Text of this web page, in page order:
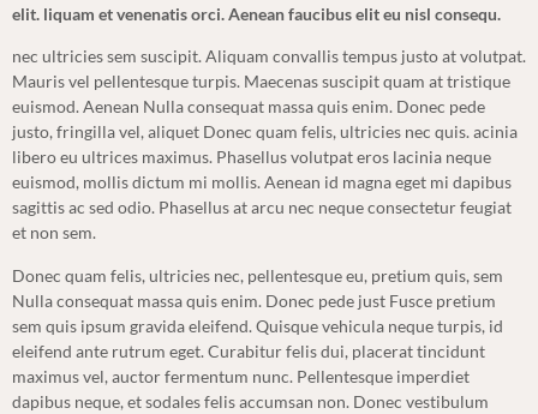
elit. liquam et venenatis orci. Aenean faucibus elit eu nisl consequ.
nec ultricies sem suscipit. Aliquam convallis tempus justo at volutpat.
Mauris vel pellentesque turpis. Maecenas suscipit quam at tristique
euismod. Aenean Nulla consequat massa quis enim. Donec pede
justo, fringilla vel, aliquet Donec quam felis, ultricies nec quis. acinia
libero eu ultrices maximus. Phasellus volutpat eros lacinia neque
euismod, mollis dictum mi mollis. Aenean id magna eget mi dapibus
sagittis ac sed odio. Phasellus at arcu nec neque consectetur feugiat
et non sem.
Donec quam felis, ultricies nec, pellentesque eu, pretium quis, sem
Nulla consequat massa quis enim. Donec pede just Fusce pretium
sem quis ipsum gravida eleifend. Quisque vehicula neque turpis, id
eleifend ante rutrum eget. Curabitur felis dui, placerat tincidunt
maximus vel, auctor fermentum nunc. Pellentesque imperdiet
dapibus neque, et sodales felis accumsan non. Donec vestibulum